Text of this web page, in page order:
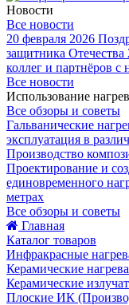
Новости
Все новости
20 февраля 2026
защитника Отечества
коллег и партнёров
Все новости
Использование
Все обзоры и советы
Гальванические
эксплуатация в
Производство
Проектирование и
единовременного
метрах
Все обзоры и советы
Главная
Каталог товаров
Инфракрасные
Керамические
Керамические
Плоские ИК